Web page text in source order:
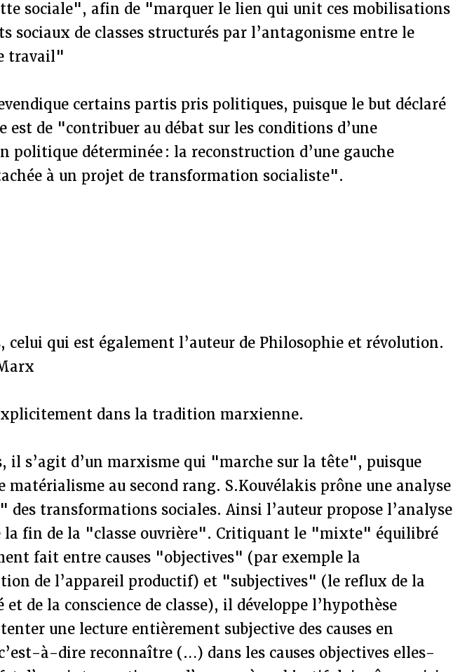
sociale", afin de "marquer le lien qui unit ces mobilisations
sociaux de classes structurés par l’antagonisme entre le
travail"
certains partis pris politiques, puisque le but déclaré
est de "contribuer au débat sur les conditions d’une
politique déterminée : la reconstruction d’une gauche
à un projet de transformation socialiste".
celui qui est également l’auteur de Philosophie et révolution.
dans la tradition marxienne.
il s’agit d’un marxisme qui "marche sur la tête", puisque
matérialisme au second rang. S.Kouvélakis prône une analyse
des transformations sociales. Ainsi l’auteur propose l’analyse
la fin de la "classe ouvrière". Critiquant le "mixte" équilibré
fait entre causes "objectives" (par exemple la
de l’appareil productif) et "subjectives" (le reflux de la
de la conscience de classe), il développe l’hypothèse
une lecture entièrement subjective des causes en
à-dire reconnaître (…) dans les causes objectives elles-